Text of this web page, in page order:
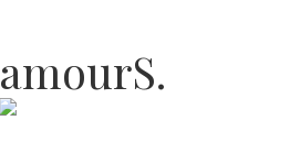
amourS.